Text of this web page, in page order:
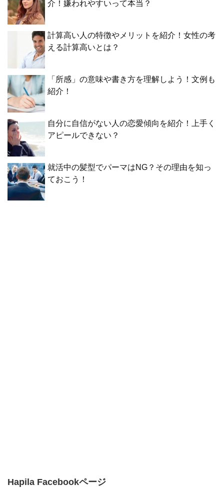
介！嫌われやすいって本当？
計算高い人の特徴やメリットを紹介！女性の考
える計算高いとは？
「所感」の意味や書き方を理解しよう！文例も
紹介！
自分に自信がない人の恋愛傾向を紹介！上手く
アピールできない？
就活中の髪型でパーマはNG？その理由を知っ
ておこう！
Hapila Facebookページ